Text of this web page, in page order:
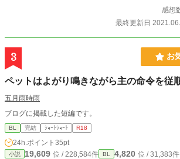
感想
最終更新日
3 お
ペットはよがり鳴きながら主の命令を従
五月雨時雨
ブログに掲載した短編です。
BL 完結 ｼｮｰﾄｼｮｰﾄ R18
24h.ポイント 35pt
小説 19,609 位 / 228,584件 BL 4,820 位 / 31,383件